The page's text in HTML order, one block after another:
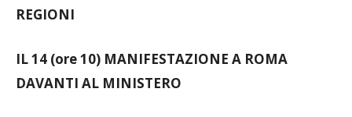
REGIONI
IL 14 (ore 10) MANIFESTAZIONE A ROMA
DAVANTI AL MINISTERO